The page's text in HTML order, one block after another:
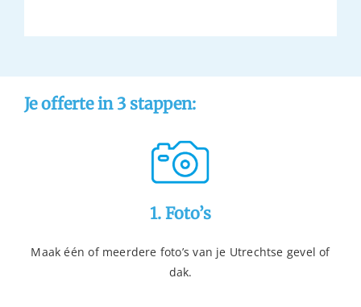
Je offerte in 3 stappen:
1. Foto’s
Maak één of meerdere foto’s van je Utrechtse gevel of
dak.